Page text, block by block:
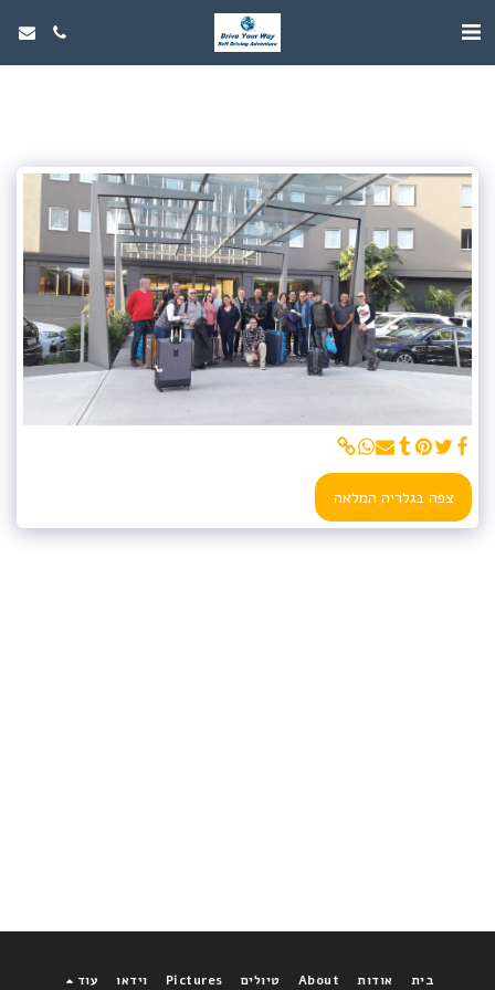
צפה בגלריה המלאה
בית אודות About טיולים Pictures וידאו עוד